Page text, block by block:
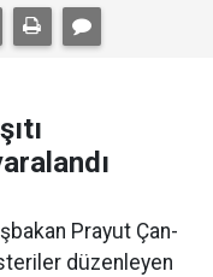
Prayut Çan-
düzenleyen